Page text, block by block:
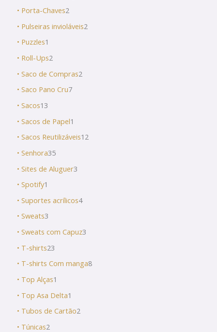
• Porta-Chaves2
• Pulseiras invioláveis2
• Puzzles1
• Roll-Ups2
• Saco de Compras2
• Saco Pano Cru7
• Sacos13
• Sacos de Papel1
• Sacos Reutilizáveis12
• Senhora35
• Sites de Aluguer3
• Spotify1
• Suportes acrílicos4
• Sweats3
• Sweats com Capuz3
• T-shirts23
• T-shirts Com manga8
• Top Alças1
• Top Asa Delta1
• Tubos de Cartão2
• Túnicas2